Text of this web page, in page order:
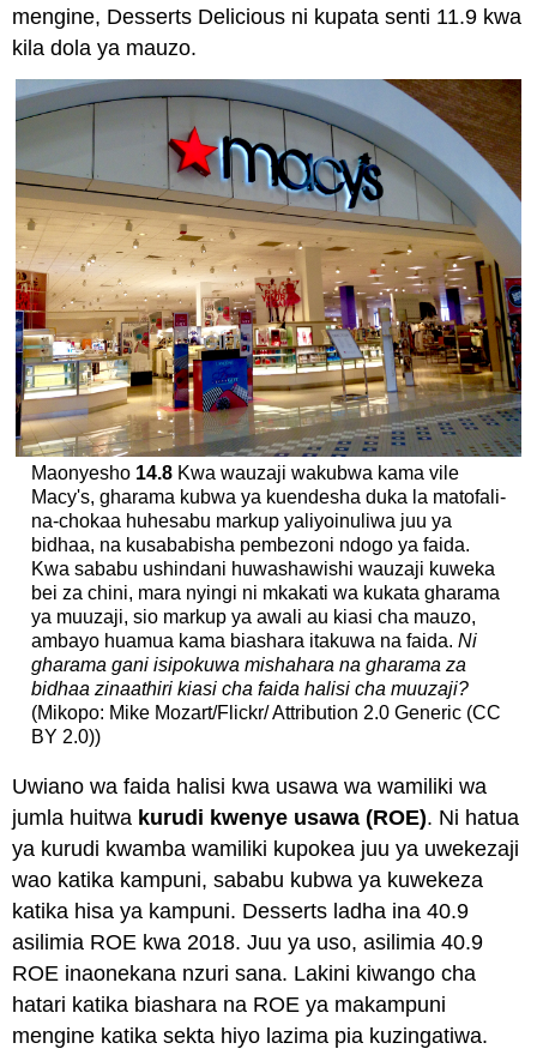
mengine, Desserts Delicious ni kupata senti 11.9 kwa
kila dola ya mauzo.
Maonyesho 14.8Kwa wauzaji wakubwa kama vile
Macy's, gharama kubwa ya kuendesha duka la matofali-
na-chokaa huhesabu markup yaliyoinuliwa juu ya
bidhaa, na kusababisha pembezoni ndogo ya faida.
Kwa sababu ushindani huwashawishi wauzaji kuweka
bei za chini, mara nyingi ni mkakati wa kukata gharama
ya muuzaji, sio markup ya awali au kiasi cha mauzo,
ambayo huamua kama biashara itakuwa na faida. Ni
gharama gani isipokuwa mishahara na gharama za
bidhaa zinaathiri kiasi cha faida halisi cha muuzaji?
(Mikopo: Mike Mozart/Flickr/ Attribution 2.0 Generic (CC
BY 2.0))
Uwiano wa faida halisi kwa usawa wa wamiliki wa
jumla huitwa kurudi kwenye usawa (ROE). Ni hatua
ya kurudi kwamba wamiliki kupokea juu ya uwekezaji
wao katika kampuni, sababu kubwa ya kuwekeza
katika hisa ya kampuni. Desserts ladha ina 40.9
asilimia ROE kwa 2018. Juu ya uso, asilimia 40.9
ROE inaonekana nzuri sana. Lakini kiwango cha
hatari katika biashara na ROE ya makampuni
mengine katika sekta hiyo lazima pia kuzingatiwa.